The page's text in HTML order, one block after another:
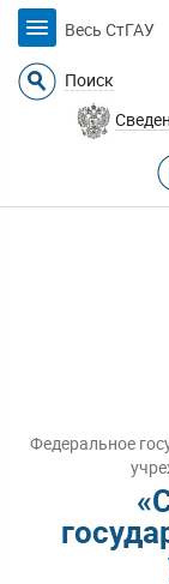
Весь СтГАУ
Поиск
Федеральное